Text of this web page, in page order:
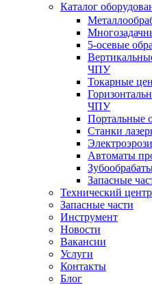
Каталог
5-осевые
ЧПУ
Токарные
ЧПУ
Портальные
Станки
Автоматы
Запасные
Технический центр
Запасные части
Инструмент
Новости
Вакансии
Услуги
Контакты
Блог